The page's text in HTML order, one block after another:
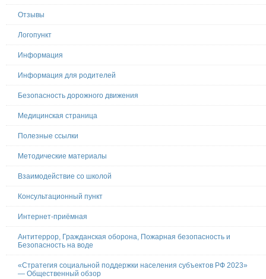
Отзывы
Логопункт
Информация
Информация для родителей
Безопасность дорожного движения
Медицинская страница
Полезные ссылки
Методические материалы
Взаимодействие со школой
Консультационный пункт
Интернет-приёмная
Антитеррор, Гражданская оборона, Пожарная безопасность и
Безопасность на воде
«Стратегия социальной поддержки населения субъектов РФ 2023»
— Общественный обзор